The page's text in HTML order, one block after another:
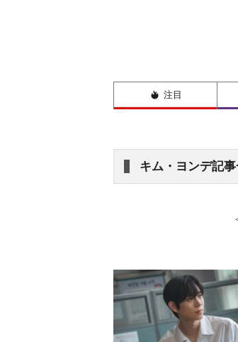
注目
キム・ヨンデ記